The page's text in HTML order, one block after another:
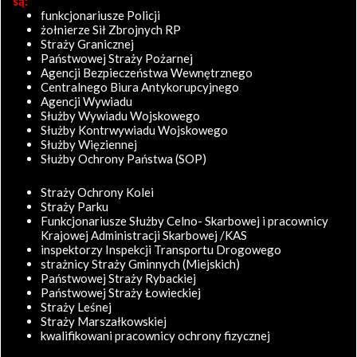
funkcjonariusze Policji
żołnierze Sił Zbrojnych RP
Straży Granicznej
Państwowej Straży Pożarnej
Agencji Bezpieczeństwa Wewnętrznego
Centralnego Biura Antykorupcyjnego
Agencji Wywiadu
Służby Wywiadu Wojskowego
Służby Kontrwywiadu Wojskowego
Służby Więziennej
Służby Ochrony Państwa (SOP)
Straży Ochrony Kolei
Straży Parku
Funkcjonariusze Służby Celno- Skarbowej i pracownicy
Krajowej Administracji Skarbowej /KAS
inspektorzy Inspekcji Transportu Drogowego
strażnicy Straży Gminnych (Miejskich)
Państwowej Straży Rybackiej
Państwowej Straży Łowieckiej
Straży Leśnej
Straży Marszałkowskiej
kwalifikowani pracownicy ochrony fizycznej